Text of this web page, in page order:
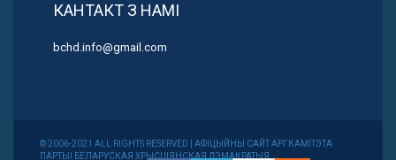
КАНТАКТ З НАМІ
bchd.info@gmail.com
© 2006-2021 ALL RIGHTS RESERVED | АФІЦЫЙНЫ САЙТ АРГКАМІТЭТА
ПАРТЫІ БЕЛАРУСКАЯ ХРЫСЦІЯНСКАЯ ДЭМАКРАТЫЯ